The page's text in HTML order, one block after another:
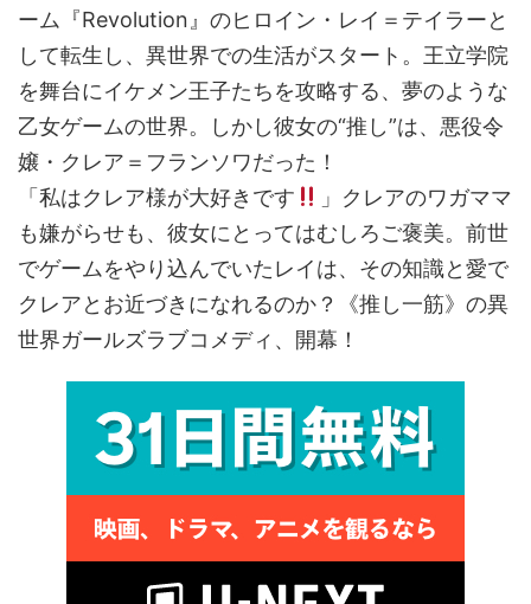
ーム『Revolution』のヒロイン・レイ＝テイラーと
して転生し、異世界での生活がスタート。王立学院
を舞台にイケメン王子たちを攻略する、夢のような
乙女ゲームの世界。しかし彼女の“推し”は、悪役令
嬢・クレア＝フランソワだった！
「私はクレア様が大好きです
」クレアのワガママ
も嫌がらせも、彼女にとってはむしろご褒美。前世
でゲームをやり込んでいたレイは、その知識と愛で
クレアとお近づきになれるのか？《推し一筋》の異
世界ガールズラブコメディ、開幕！